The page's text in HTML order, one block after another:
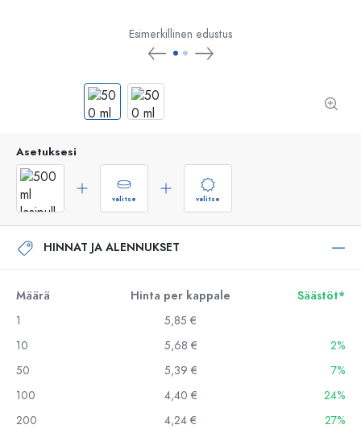
Esimerkillinen edustus
Asetuksesi
valitse valitse
HINNAT JA ALENNUKSET
Määrä Hinta per kappale
Säästöt*
1
5,85 €
10
5,68 €
2%
50
5,39 €
7%
100
4,40 €
24%
200
4,24 €
27%